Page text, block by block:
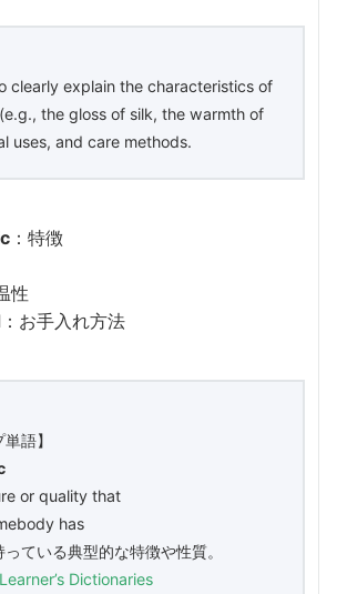
clearly explain the characteristics of
the gloss of silk, the warmth of
uses, and care methods.
：特徴
性
：お手入れ方法
語】
or quality that
has
ている典型的な特徴や性質。
Dictionaries